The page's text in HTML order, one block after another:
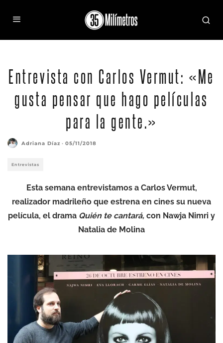
Entrevista con Carlos Vermut: «Me
gusta pensar que hago películas
para la gente.»
Adriana Díaz · 05/11/2018
Entrevistas
Esta semana entrevistamos a Carlos Vermut,
realizador madrileño que estrena en cines su nueva
película, el drama Quién te cantará, con Nawja Nimri y
Natalia de Molina